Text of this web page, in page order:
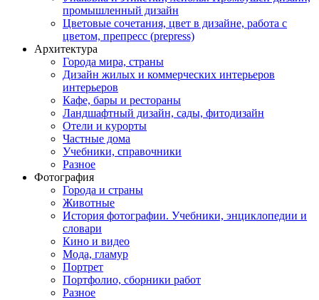
промышленный дизайн
Цветовые сочетания, цвет в дизайне, работа с
цветом, препресс (prepress)
Архитектура
Города мира, страны
Дизайн жилых и коммерческих интерьеров
интерьеров
Кафе, бары и рестораны
Ландшафтный дизайн, сады, фитодизайн
Отели и курорты
Частные дома
Учебники, справочники
Разное
Фотография
Города и страны
Животные
История фотографии. Учебники, энциклопедии и
словари
Кино и видео
Мода, гламур
Портрет
Портфолио, сборники работ
Разное